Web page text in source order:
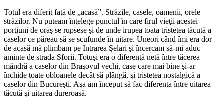
Totul era diferit faţă de „acasă”. Străzile, casele, oamenii, orele
străzilor. Nu puteam înţelege punctul în care firul vieţii acestei
porţiuni de oraş se rupsese şi de unde irupea toata tristeţea tăcută a
caselor ce păreau să se scufunde în uitare. Uneori când îmi era dor
de acasă mă plimbam pe Intrarea Şelari şi încercam să-mi aduc
aminte de strada Sforii. Totuşi era o diferenţă netă între tăcerea
mândră a caselor din Braşovul vechi, case care mai bine şi-ar
închide toate obloanele decât să plângă, şi tristeţea nostalgică a
caselor din Bucureşti. Aşa am început să fac diferenţa între uitarea
tăcută şi uitarea dureroasă.